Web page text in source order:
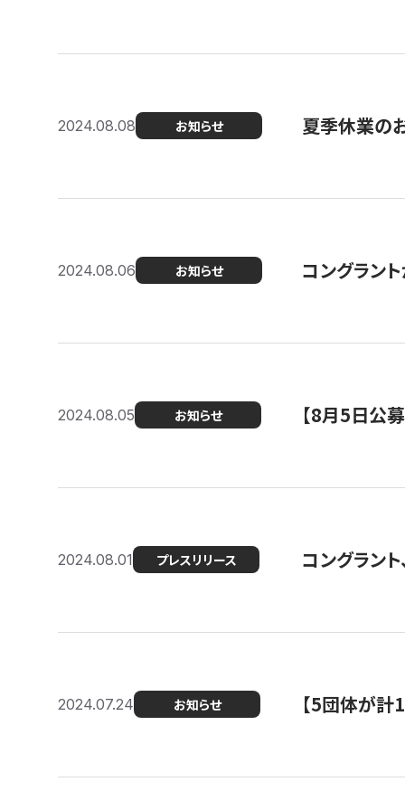
2024.08.08 お知らせ 夏季休業の
2024.08.06 お知らせ コングラン
2024.08.05 お知らせ 【8月5日公
2024.08.01 プレスリリース コングラン
2024.07.24 お知らせ 【5団体が